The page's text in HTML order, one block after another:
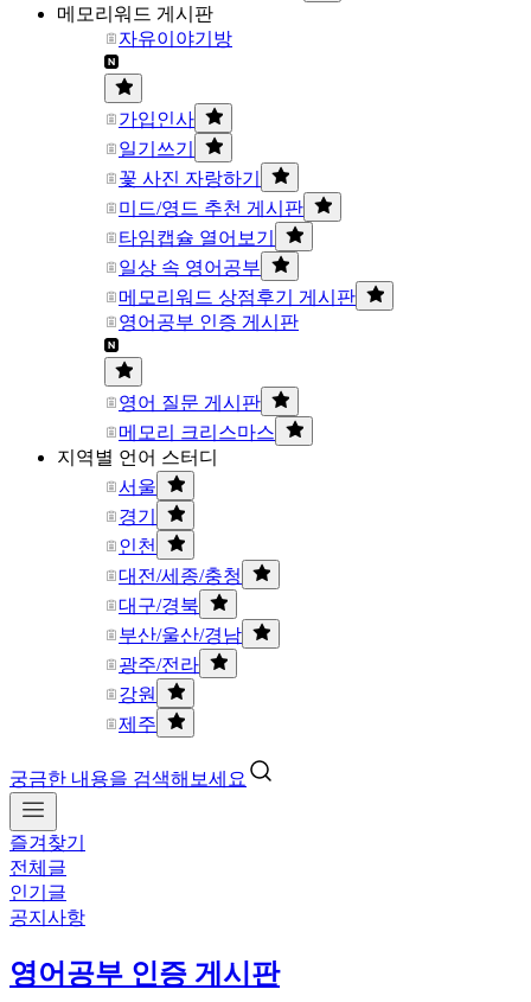
메모리워드 게시판
자유이야기방
가입인사
일기쓰기
꽃 사진 자랑하기
미드/영드 추천 게시판
타임캡슐 열어보기
일상 속 영어공부
메모리워드 상점후기 게시판
영어공부 인증 게시판
영어 질문 게시판
메모리 크리스마스
지역별 언어 스터디
서울
경기
인천
대전/세종/충청
대구/경북
부산/울산/경남
광주/전라
강원
제주
궁금한 내용을 검색해보세요
즐겨찾기
전체글
인기글
공지사항
영어공부 인증 게시판